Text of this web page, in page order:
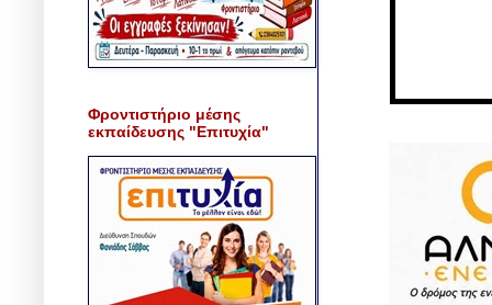
Φροντιστήριο μέσης
εκπαίδευσης "Επιτυχία"